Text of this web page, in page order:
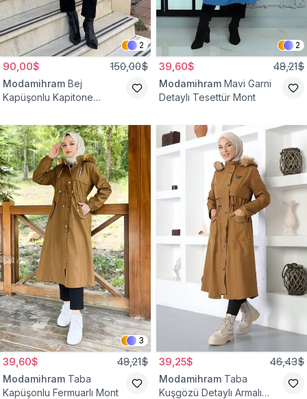
2
90,00$ 150,00$
Modamihram Bej
Kapüşonlu Kapitone
2
39,60$ 48,21$
Modamihram Mavi Garni
Detaylı Tesettür Mont
3
39,60$ 48,21$
Modamihram Taba
Kapüşonlu Fermuarlı Mont
39,25$ 46,43$
Modamihram Taba
Kuşgözü Detaylı Armalı